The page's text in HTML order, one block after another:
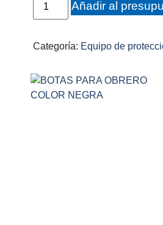
Añadir al
Categoría: Equipo de